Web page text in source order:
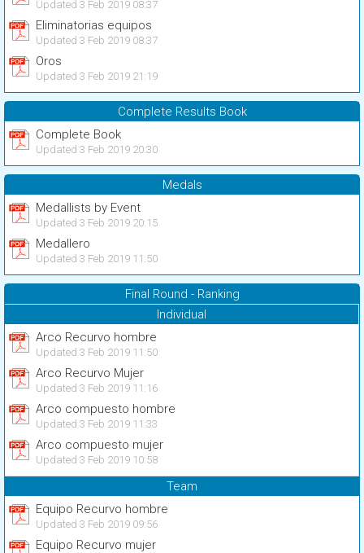
Updated 3 Feb 2019 08:37
Eliminatorias equipos
Updated 3 Feb 2019 08:37
Oros
Updated 3 Feb 2019 21:19
Complete Results Book
Complete Book
Updated 3 Feb 2019 20:30
Medals
Medallists by Event
Updated 3 Feb 2019 20:15
Medallero
Updated 3 Feb 2019 11:50
Final Round - Ranking
Individual
Arco Recurvo hombre
Updated 3 Feb 2019 11:50
Arco Recurvo Mujer
Updated 3 Feb 2019 11:16
Arco compuesto hombre
Updated 3 Feb 2019 11:33
Arco compuesto mujer
Updated 3 Feb 2019 10:58
Team
Equipo Recurvo hombre
Updated 3 Feb 2019 09:56
Equipo Recurvo mujer